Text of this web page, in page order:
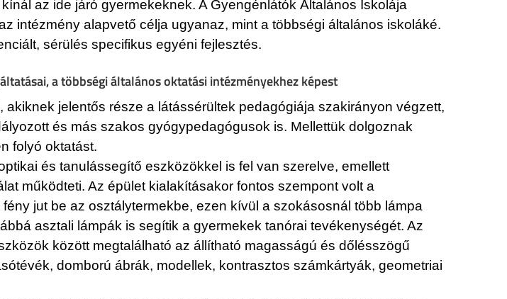
az ide járó gyermekeknek. A Gyengénlátók Általános Iskolája
intézmény alapvető célja ugyanaz, mint a többségi általános iskoláké.
sérülés specifikus egyéni fejlesztés.
a többségi általános oktatási intézményekhez képest
jelentős része a látássérültek pedagógiája szakirányon végzett,
és más szakos gyógypedagógusok is. Mellettük dolgoznak
folyó oktatást.
és tanulássegítő eszközökkel is fel van szerelve, emellett
működteti. Az épület kialakításakor fontos szempont volt a
jut be az osztálytermekbe, ezen kívül a szokásosnál több lámpa
asztali lámpák is segítik a gyermekek tanórai tevékenységét. Az
között megtalálható az állítható magasságú és dőlésszögű
domború ábrák, modellek, kontrasztos számkártyák, geometriai